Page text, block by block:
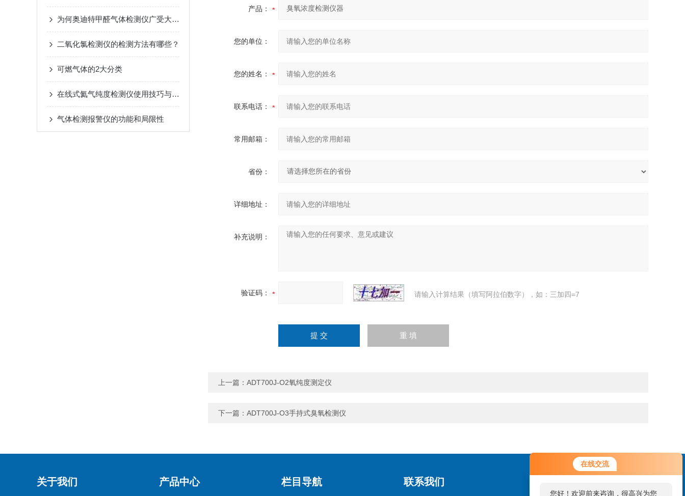
在线交流
您好！欢迎前来咨询，很高兴为您
服务，请问您要咨询什么问题呢？
为何奥迪特甲醛气体检测仪广受大众喜爱
二氧化氯检测仪的检测方法有哪些？
可燃气体的2大分类
在线式氦气纯度检测仪使用技巧与维护常识
气体检测报警仪的功能和局限性
产品：
您的单位：
您的姓名：
联系电话：
常用邮箱：
省份：
详细地址：
补充说明：
验证码： 请输入计算结果（填写阿拉伯数字），如：三加四=7
上一篇： ADT700J-O2氧纯度测定仪
下一篇： ADT700J-O3手持式臭氧检测仪
关于我们 产品中心 栏目导航 联系我们